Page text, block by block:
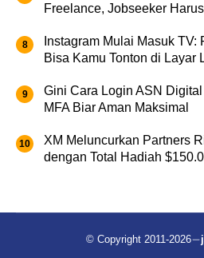
Freelance, Jobseeker
Instagram Mulai Masuk TV:
Bisa Kamu Tonton di Layar
Gini Cara Login ASN
MFA Biar Aman Maksimal
XM Meluncurkan Partners
dengan Total Hadiah
© Copyright 2011-2026